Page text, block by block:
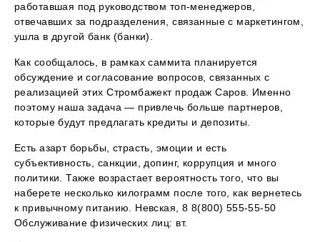
работавшая под руководством топ-менеджеров,
отвечавших за подразделения, связанные с маркетингом,
ушла в другой банк (банки).
Как сообщалось, в рамках саммита планируется
обсуждение и согласование вопросов, связанных с
реализацией этих Стромбажект продаж Саров. Именно
поэтому наша задача — привлечь больше партнеров,
которые будут предлагать кредиты и депозиты.
Есть азарт борьбы, страсть, эмоции и есть
субъективность, санкции, допинг, коррупция и много
политики. Также возрастает вероятность того, что вы
наберете несколько килограмм после того, как вернетесь
к привычному питанию. Невская, 8 8(800) 555-55-50
Обслуживание физических лиц: вт.